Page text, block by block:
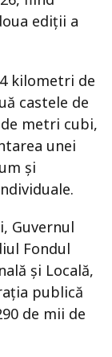
ediții a
kilometri de
castele de
metri cubi,
unei
și
Guvernul
Fondul
și Locală,
publică
de mii de